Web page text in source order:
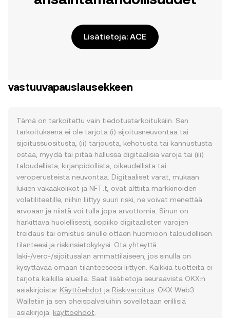
Lisätietoja: ACE
vastuuvapauslausekkeen
Tämä on tarkoitettu vain tiedotustarkoituksiin. Sen
tarkoituksena ei ole tarjota (i) sijoitusneuvontaa tai
sijoitussuositusta, (ii) tarjousta, kehotusta tai kannustusta
ostaa, myydä tai pitää hallussa digitaalisia varoja tai (iii)
taloudellista, kirjanpidollista, oikeudellista tai
veroperusteista neuvontaa. Digitaaliset varat, mukaan
lukien vakaakolikot ja NFT:t, ovat alttiita markkinoiden
volatiliteetille, niihin liittyy suuri riski, ne voivat menettää
arvoaan ja niistä voi tulla jopa arvottomia. Sinun on
harkittava huolellisesti, sopiiko digitaalisten varojen
treidaus tai omistus sinulle ottaen huomioon taloudellisen
tilanteesi ja riskinsietokykysi. Ota yhteyttä
laki-/vero-/sijoitusalan ammattilaiseen, jos sinulla on
kysyttävää omaan tilanteeseesi liittyen. Kaikkia tuotteita ei
tarjota kaikilla alueilla. Saat lisätietoja seuraavista OKX:n
asiakirjoista: Käyttöehdot ja Riskivaroitus . OKX Web3
Walletiin ja sen oheispalveluihin sovelletaan erillisiä
asiakirjoja: käyttöehdot